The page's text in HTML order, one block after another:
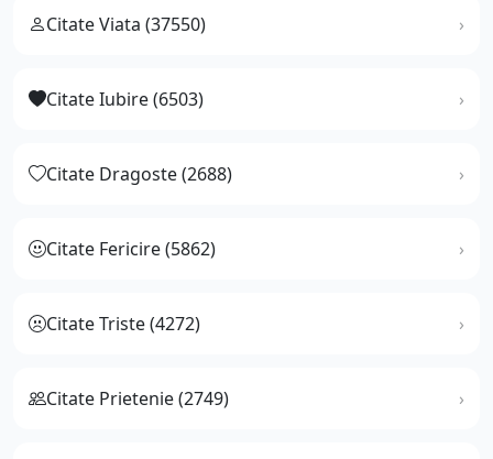
Citate Viata (37550)
Citate Iubire (6503)
Citate Dragoste (2688)
Citate Fericire (5862)
Citate Triste (4272)
Citate Prietenie (2749)